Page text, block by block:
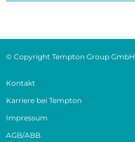
© Copyright Tempton Group GmbH
Kontakt
Karriere bei Tempton
Impressum
AGB/ABB